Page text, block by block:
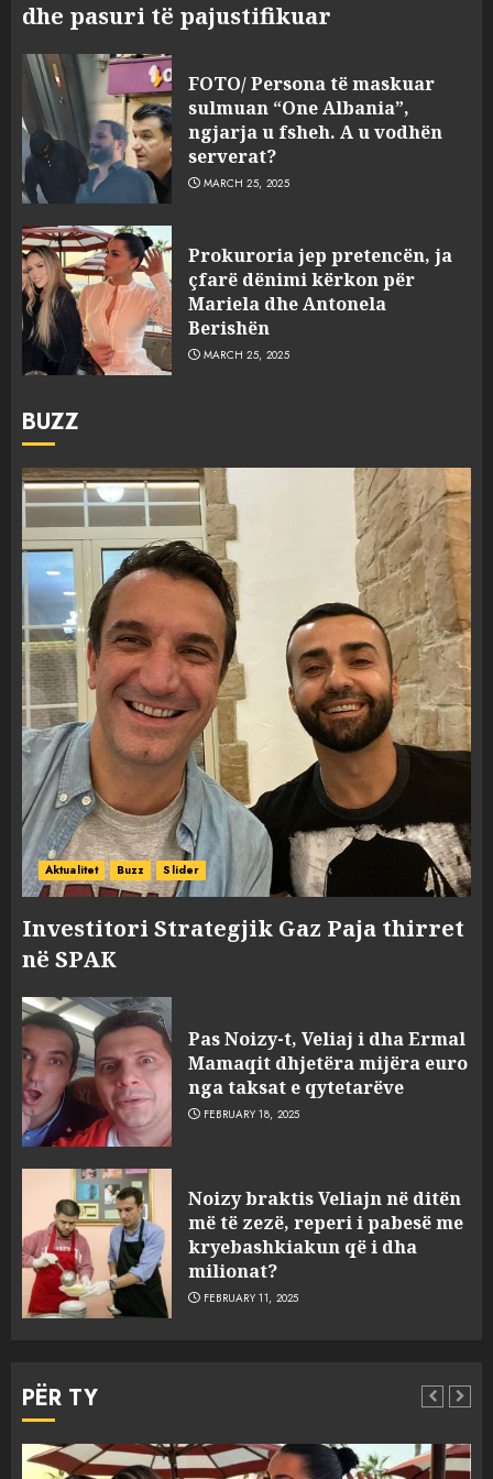
dhe pasuri të pajustifikuar
FOTO/ Persona të maskuar
sulmuan “One Albania”,
ngjarja u fsheh. A u vodhën
serverat?
MARCH 25, 2025
Prokuroria jep pretencën, ja
çfarë dënimi kërkon për
Mariela dhe Antonela
Berishën
MARCH 25, 2025
BUZZ
Aktualitet Buzz Slider
Investitori Strategjik Gaz Paja thirret
në SPAK
Pas Noizy-t, Veliaj i dha Ermal
Mamaqit dhjetëra mijëra euro
nga taksat e qytetarëve
FEBRUARY 18, 2025
Noizy braktis Veliajn në ditën
më të zezë, reperi i pabesë me
kryebashkiakun që i dha
milionat?
FEBRUARY 11, 2025
PËR TY
3
sulmuan “One Albania”,
ngjarja u fsheh. A u vodhën
serverat?
MARCH 25, 2025
4 MARCH 25, 2025